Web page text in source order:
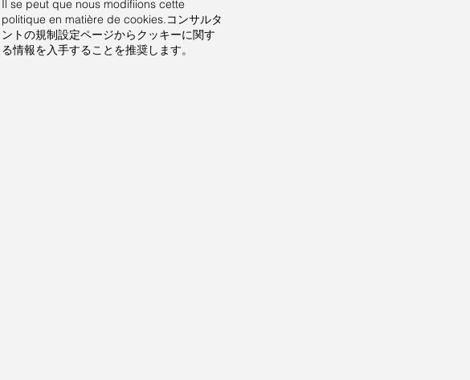
Il se peut que nous modifiions cette
politique en matière de cookies.コンサルタ
ントの規制設定ページからクッキーに関す
る情報を入手することを推奨します。